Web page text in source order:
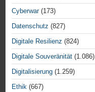
Cyberwar(173)
Datenschutz (827)
Digitale Resilienz (824)
Digitale Souveränität (1.086)
Digitalisierung (1.259)
Ethik (667)